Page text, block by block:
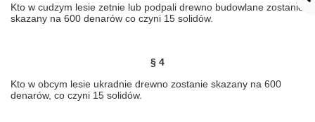
Kto w cudzym lesie zetnie lub podpali drewno budowlane zostanie
skazany na 600 denarów co czyni 15 solidów.
§ 4
Kto w obcym lesie ukradnie drewno zostanie skazany na 600
denarów, co czyni 15 solidów.